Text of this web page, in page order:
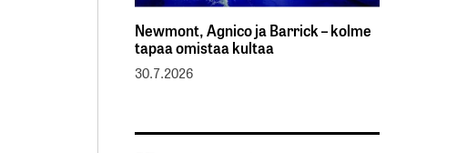
Newmont, Agnico ja Barrick – kolme
tapaa omistaa kultaa
30.7.2026